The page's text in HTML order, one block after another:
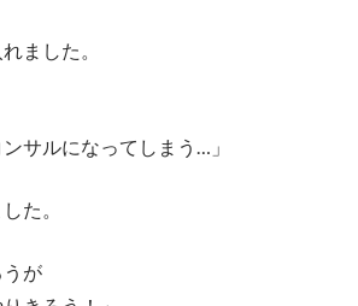
ました。
サルになってしまう…」
た。
うが